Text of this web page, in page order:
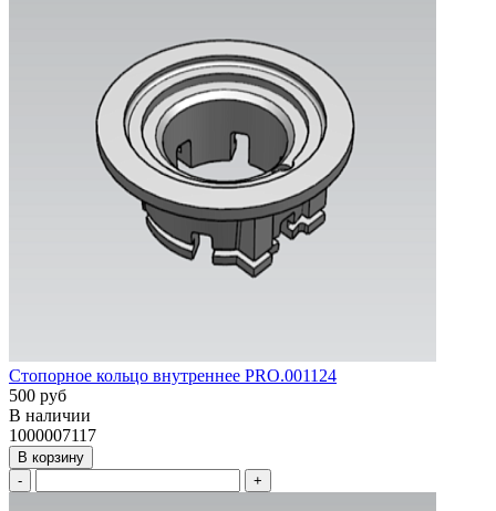
Стопорное кольцо внутреннее PRO.001124
500 руб
В наличии
1000007117
В корзину
-
+